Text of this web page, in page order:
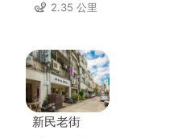
2.35 公里
新民老街